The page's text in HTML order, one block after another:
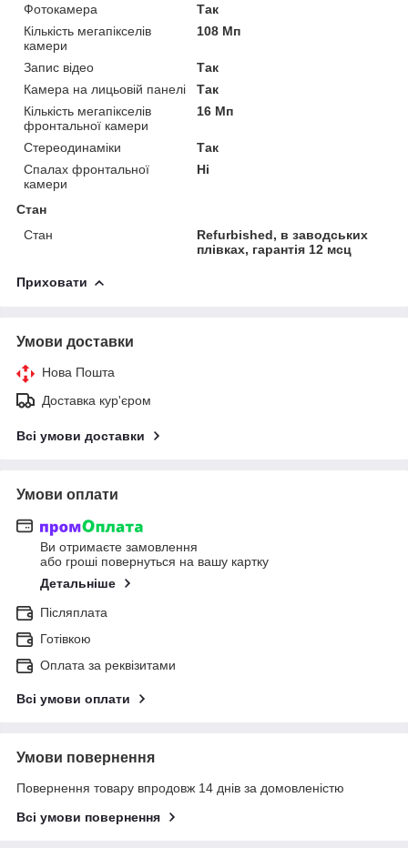
Фотокамера
Так
Кількість мегапікселів
камери
108 Мп
Запис відео
Так
Камера на лицьовій панелі
Так
Кількість мегапікселів
фронтальної камери
16 Мп
Стереодинаміки
Так
Спалах фронтальної
камери
Ні
Стан
Стан
Refurbished, в заводських
плівках, гарантія 12 мсц
Приховати
Умови доставки
Нова Пошта
Доставка кур'єром
Всі умови доставки
Умови оплати
Ви отримаєте замовлення
або гроші повернуться на вашу картку
Детальніше
Післяплата
Готівкою
Оплата за реквізитами
Всі умови оплати
Умови повернення
Повернення товару впродовж 14 днів за домовленістю
Всі умови повернення